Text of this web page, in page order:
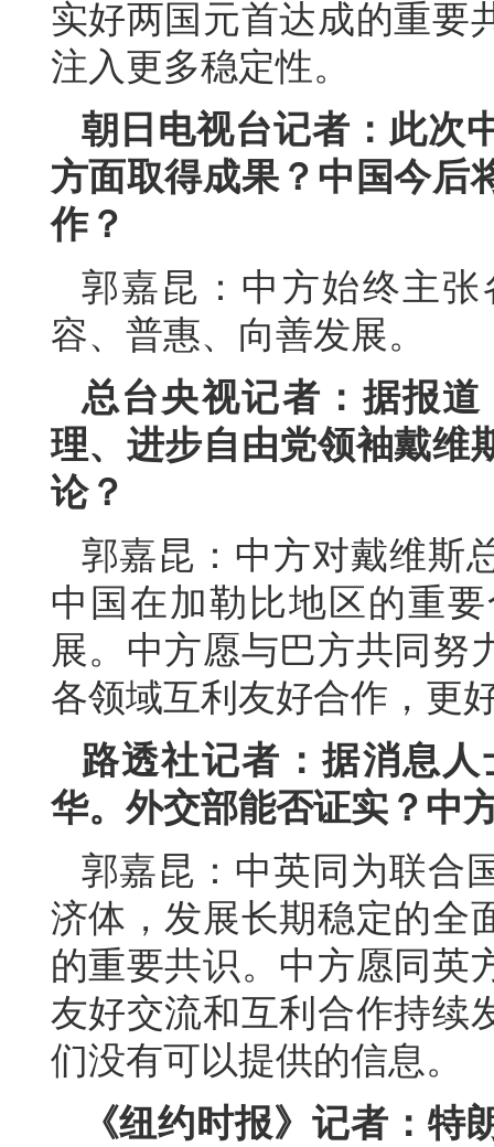
实好两国元首达成的重要
注入更多稳定性。
朝日电视台记者：此次
方面取得成果？中国今后
作？
郭嘉昆：中方始终主
容、普惠、向善发展。
总台央视记者：据报
理、进步自由党领袖戴维
论？
郭嘉昆：中方对戴维斯
中国在加勒比地区的重
展。中方愿与巴方共同努
各领域互利友好合作，更
路透社记者：据消息
华。外交部能否证实？中
郭嘉昆：中英同为联合
济体，发展长期稳定的全
的重要共识。中方愿同英
友好交流和互利合作持续
们没有可以提供的信息。
《纽约时报》记者：